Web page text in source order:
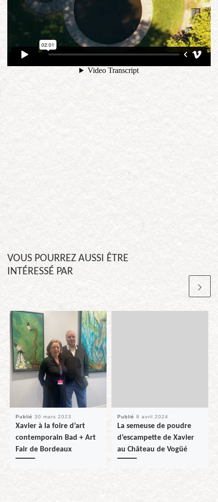
VOUS POURREZ AUSSI ÊTRE
INTÉRESSÉ PAR
Publié 30 mars 2023
Xavier à la foire d’art
contemporain Bad + Art
Fair de Bordeaux
Publié 8 avril 2024
La semeuse de poudre
d’escampette de Xavier
au Château de Vogüé